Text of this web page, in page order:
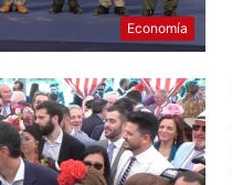
Economía